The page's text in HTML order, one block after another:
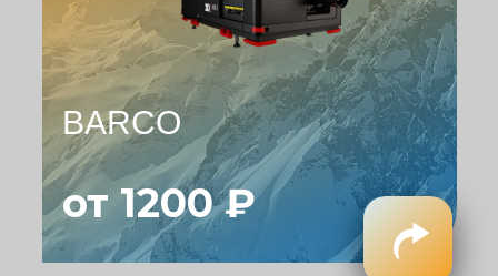
BARCO
от 1200 ₽